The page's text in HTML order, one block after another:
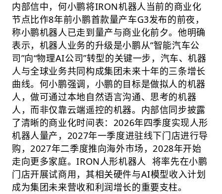
内部信中，何小鹏将IRON机器人当前的商业化
节点比作8年前小鹏首款量产车G3发布的前夜，
称小鹏机器人已走到量产与商业化前夕。他明确
表示，机器人业务的升级是小鹏从“智能汽车公
司”向“物理AI公司”转型的关键一步，汽车、机器
人与全球业务共同构成集团未来十年的三条增长
曲线。何小鹏强调，小鹏的目标是做拟人的机器
人，做可通过本地自然语言沟通、思考的机器
人，而非仅靠云端遥控的机器。内部信同步披露
了清晰的商业化时间表：2026年四季度实现人形
机器人量产，2027年一季度进驻线下门店进行导
购，2027年二季度推向海外市场，2028年开始
走向更多家庭。IRON人形机器人 将率先在小鹏
门店开展试商用，其相关硬件与AI模型收入计划
成为集团未来营收和利润增长的重要支柱。